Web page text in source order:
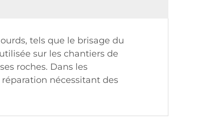
tels que le brisage du
sur les chantiers de
roches. Dans les
nécessitant des